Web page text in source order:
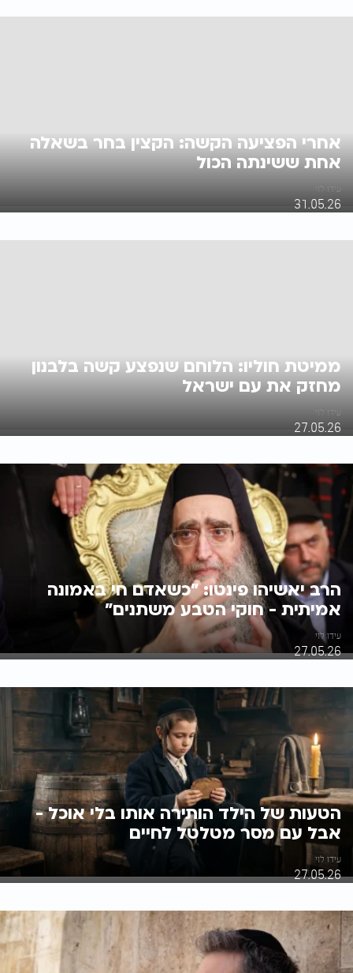
אחרי הפציעה הקשה: הקצין בחר בשאלה
אחת ששינתה הכול
עידו לוי
31.05.26
ממיטת חוליו: הלוחם שנפצע קשה בלבנון
מחזק את עם ישראל
עידו לוי
27.05.26
הרב יאשיהו פינטו: "כשאדם חי באמונה
אמיתית - חוקי הטבע משתנים"
עידו לוי
27.05.26
הטעות של הילד הותירה אותו בלי אוכל -
אבל עם מסר מטלטל לחיים
עידו לוי
27.05.26